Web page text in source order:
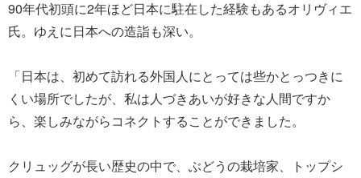
90年代初頭に2年ほど日本に駐在した経験もあるオリヴィエ
氏。ゆえに日本への造詣も深い。
「日本は、初めて訪れる外国人にとっては些かとっつきに
くい場所でしたが、私は人づきあいが好きな人間ですか
ら、楽しみながらコネクトすることができました。
クリュッグが長い歴史の中で、ぶどうの栽培家、トップシ